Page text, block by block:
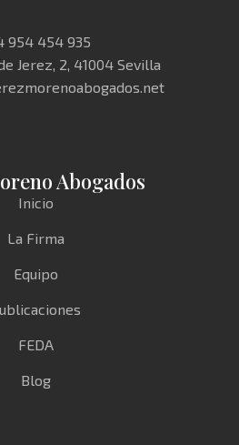
954 454 935
Jerez, 2, 41004 Sevilla
Abogados
Inicio
La Firma
Equipo
FEDA
Blog